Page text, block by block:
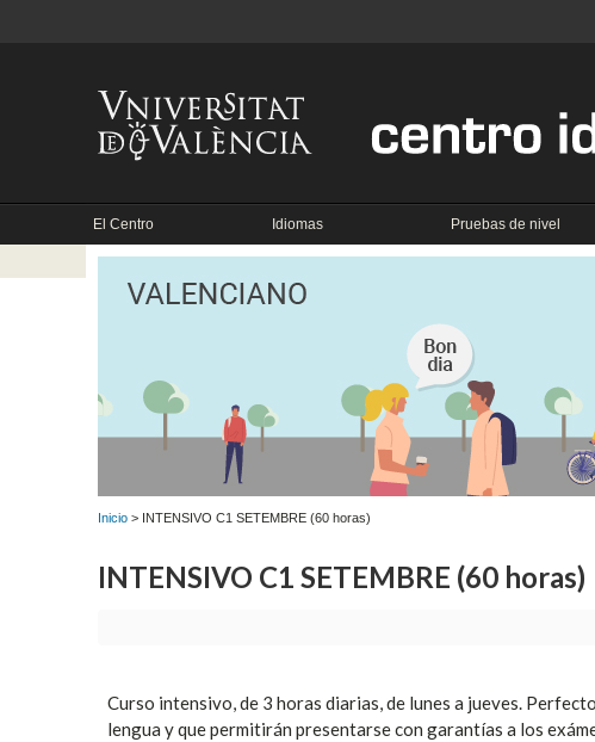
El Centro Idiomas Pruebas de nivel
Inicio > INTENSIVO C1 SETEMBRE (60 horas)
INTENSIVO C1 SETEMBRE (60 horas)
Curso intensivo, de 3 horas diarias, de lunes a jueves.
lengua y que permitirán presentarse con garantías a los